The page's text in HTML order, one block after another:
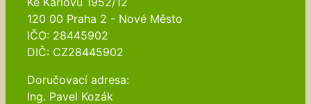
120 00 Praha 2 - Nové Město
IČO: 28445902
DIČ: CZ28445902
Doručovací adresa:
Ing. Pavel Kozák